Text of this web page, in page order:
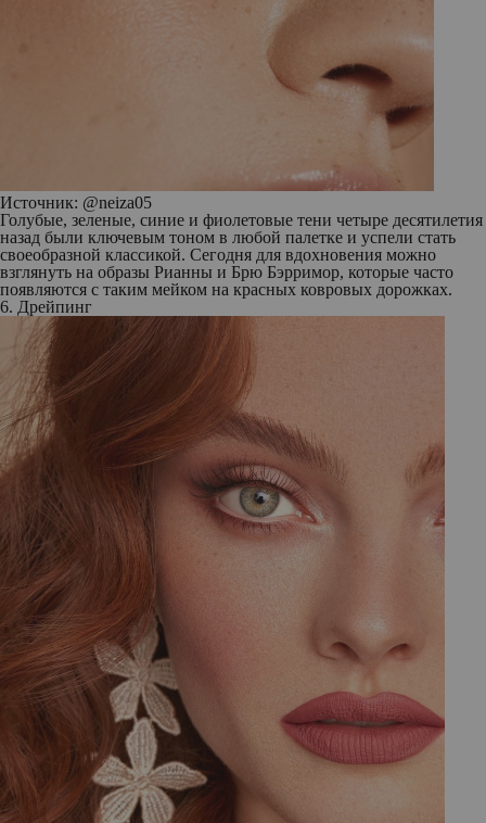
Источник: @neiza05
Голубые, зеленые, синие и фиолетовые тени четыре десятилетия
назад были ключевым тоном в любой палетке и успели стать
своеобразной классикой. Сегодня для вдохновения можно
взглянуть на образы Рианны и Брю Бэрримор, которые часто
появляются с таким мейком на красных ковровых дорожках.
6. Дрейпинг